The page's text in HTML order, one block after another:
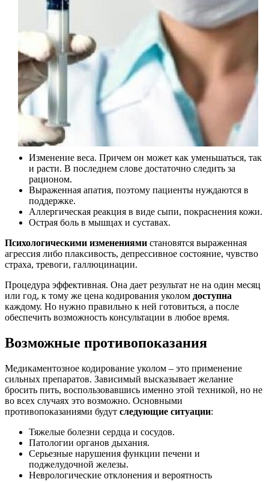
Изменение веса. Причем он может как уменьшаться, так
и расти. В последнем слове достаточно следить за
рационом.
Выраженная апатия, поэтому пациенты нуждаются в
поддержке.
Аллергическая реакция в виде сыпи, покраснения кожи.
Острая боль в мышцах и суставах.
Психологическими изменениями становятся выраженная
агрессия либо плаксивость, депрессивное состояние, чувство
страха, тревоги, галлюцинации.
Процедура эффективная. Она дает результат не на один месяц
или год, к тому же цена кодирования уколом доступна
каждому. Но нужно правильно к ней готовиться, а после
обеспечить возможность консультации в любое время.
Возможные противопоказания
Медикаментозное кодирование уколом – это применение
сильных препаратов. Зависимый высказывает желание
бросить пить, воспользовавшись именно этой техникой, но не
во всех случаях это возможно. Основными
противопоказаниями будут следующие ситуации:
Тяжелые болезни сердца и сосудов.
Патологии органов дыхания.
Серьезные нарушения функции печени и
поджелудочной железы.
Неврологические отклонения и вероятность